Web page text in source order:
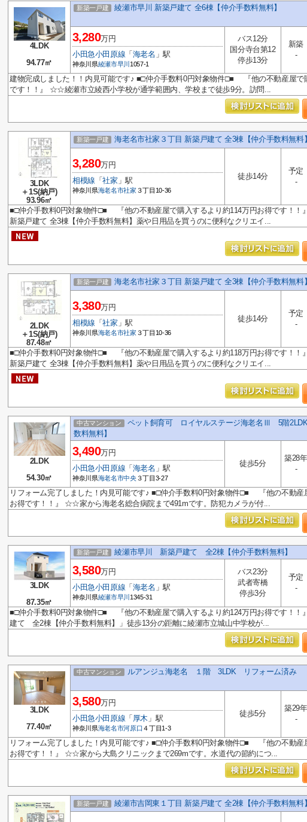
4LDK
94.77㎡
新築一戸建 綾瀬市早川 新築戸建て 全6棟【仲介手数料無料】
3,280万円
小田急小田原線 「 海老名 」駅
神奈川県綾瀬市早川 1057-1
バス12分
国分寺台第12
停歩13分
新築
-
建物完成しました！！内見可能です♪ ■□仲介手数料0円対象物件□■ 『他の不動産屋で
です！！』 ☆☆綾瀬市立綾西小学校が通学範囲内、学校まで徒歩9分。訪問...
3LDK
＋1S(納戸)
93.96㎡
新築一戸建 海老名市社家３丁目 新築戸建て 全3棟【仲介手数料無料】
3,280万円
相模線 「社家 」駅
神奈川県海老名市社家 ３丁目10-36
徒歩14分
予定
-
■□仲介手数料0円対象物件□■ 『他の不動産屋で購入するより約114万円お得です！
新築戸建て 全3棟【仲介手数料無料】薬や日用品を買うのに便利なクリエイ...
2LDK
＋1S(納戸)
87.48㎡
新築一戸建 海老名市社家３丁目 新築戸建て 全3棟【仲介手数料無料】
3,380万円
相模線 「社家 」駅
神奈川県海老名市社家 ３丁目10-36
徒歩14分
予定
-
■□仲介手数料0円対象物件□■ 『他の不動産屋で購入するより約118万円お得です！
新築戸建て 全3棟【仲介手数料無料】薬や日用品を買うのに便利なクリエイ...
2LDK
54.30㎡
中古マンション
ペット飼育可 ロイヤルステージ海老名Ⅲ 5階
数料無料】
3,490万円
小田急小田原線 「 海老名 」駅
神奈川県海老名市中央３丁目3-27
徒歩5分
築28年
-
リフォーム完了しました！内見可能です♪ ■□仲介手数料0円対象物件□■ 『他の不動産
お得です！！』 ☆☆家から海老名総合病院まで491mです。防犯カメラが付...
3LDK
87.35㎡
新築一戸建 綾瀬市早川 新築戸建て 全2棟【仲介手数料無料】
3,580万円
小田急小田原線 「 海老名 」駅
神奈川県綾瀬市早川 1345-31
バス23分
武者寄橋
停歩3分
予定
-
■□仲介手数料0円対象物件□■ 『他の不動産屋で購入するより約124万円お得です！
建て 全2棟【仲介手数料無料】」徒歩13分の距離に綾瀬市立城山中学校が...
3LDK
77.40㎡
中古マンション ルアンジュ海老名 １階 3LDK リフォーム済み 【
3,580万円
小田急小田原線 「 厚木 」駅
神奈川県海老名市河原口 ４丁目1-3
徒歩5分
築29年
-
リフォーム完了しました！内見可能です♪ ■□仲介手数料0円対象物件□■ 『他の不動産
お得です！！』 ☆☆家から大島クリニックまで269mです。水道代の節約につ...
新築一戸建 綾瀬市吉岡東１丁目 新築戸建て 全2棟【仲介手数料無料】